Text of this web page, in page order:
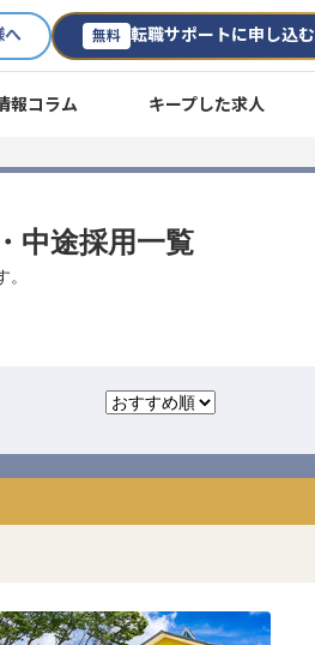
へ 無料 転職サポートに申し込む
報コラム キープした求人
中途採用一覧